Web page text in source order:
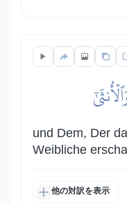
und Dem, Der
Weibliche
他の対訳を表示